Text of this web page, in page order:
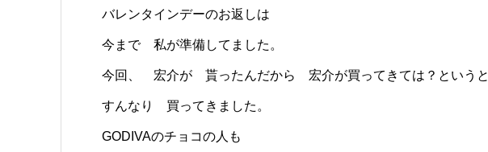
バレンタインデーのお返しは
今まで 私が準備してました。
今回、 宏介が 貰ったんだから 宏介が買ってきては？というと
すんなり 買ってきました。
GODIVAのチョコの人も